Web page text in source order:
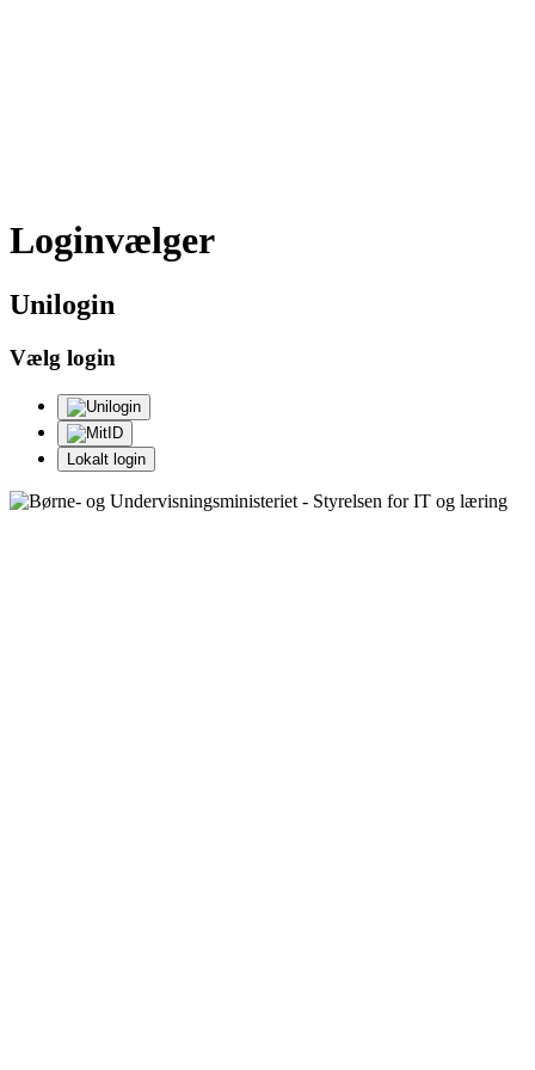
Loginvælger
Unilogin
Vælg login
Lokalt login